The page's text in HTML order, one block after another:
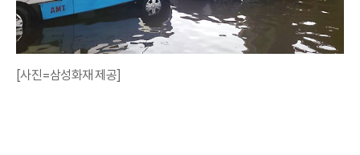
[사진=삼성화재 제공]